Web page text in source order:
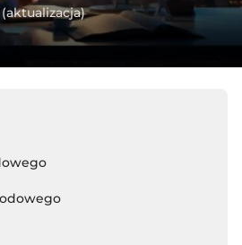
(aktualizacja)